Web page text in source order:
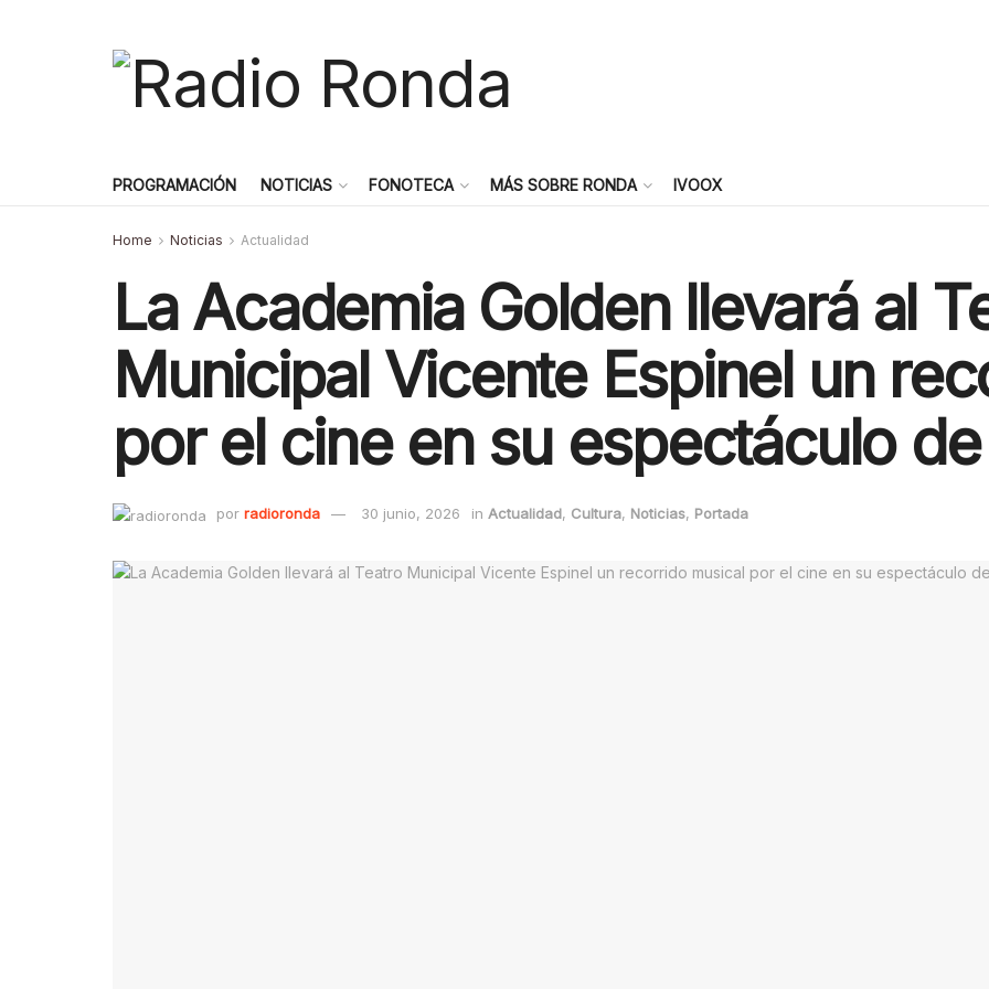
PROGRAMACIÓN NOTICIAS FONOTECA MÁS SOBRE RONDA IVOOX
Home Noticias Actualidad
La Academia Golden llevará al
Municipal Vicente Espinel un
por el cine en su espectáculo
por radioronda 30 junio, 2026 in Actualidad, Cultura, Noticias, Portada